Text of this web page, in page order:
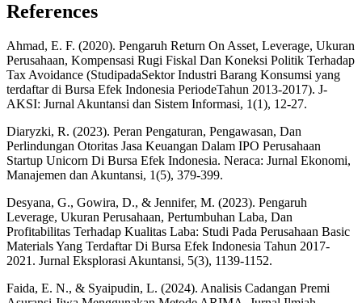
References
Ahmad, E. F. (2020). Pengaruh Return On Asset, Leverage, Ukuran
Perusahaan, Kompensasi Rugi Fiskal Dan Koneksi Politik Terhadap
Tax Avoidance (StudipadaSektor Industri Barang Konsumsi yang
terdaftar di Bursa Efek Indonesia PeriodeTahun 2013-2017). J-
AKSI: Jurnal Akuntansi dan Sistem Informasi, 1(1), 12-27.
Diaryzki, R. (2023). Peran Pengaturan, Pengawasan, Dan
Perlindungan Otoritas Jasa Keuangan Dalam IPO Perusahaan
Startup Unicorn Di Bursa Efek Indonesia. Neraca: Jurnal Ekonomi,
Manajemen dan Akuntansi, 1(5), 379-399.
Desyana, G., Gowira, D., & Jennifer, M. (2023). Pengaruh
Leverage, Ukuran Perusahaan, Pertumbuhan Laba, Dan
Profitabilitas Terhadap Kualitas Laba: Studi Pada Perusahaan Basic
Materials Yang Terdaftar Di Bursa Efek Indonesia Tahun 2017-
2021. Jurnal Eksplorasi Akuntansi, 5(3), 1139-1152.
Faida, E. N., & Syaipudin, L. (2024). Analisis Cadangan Premi